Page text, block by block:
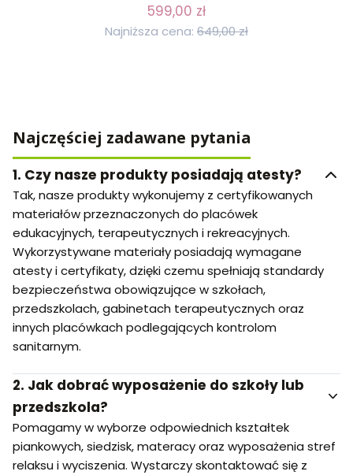
599,00 zł
Najniższa cena: 649,00 zł
Najczęściej zadawane pytania
1. Czy nasze produkty posiadają atesty?
Tak, nasze produkty wykonujemy z certyfikowanych
materiałów przeznaczonych do placówek
edukacyjnych, terapeutycznych i rekreacyjnych.
Wykorzystywane materiały posiadają wymagane
atesty i certyfikaty, dzięki czemu spełniają standardy
bezpieczeństwa obowiązujące w szkołach,
przedszkolach, gabinetach terapeutycznych oraz
innych placówkach podlegających kontrolom
sanitarnym.
2. Jak dobrać wyposażenie do szkoły lub
przedszkola?
Pomagamy w wyborze odpowiednich kształtek
piankowych, siedzisk, materacy oraz wyposażenia stref
relaksu i wyciszenia. Wystarczy skontaktować się z